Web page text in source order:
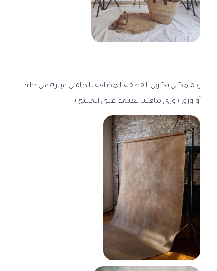
و ممكن يكون القطعه المضافه للحامل عبارة عن جلد
أو ورق ( وزي ماقلنا يعتمد على المنتج )